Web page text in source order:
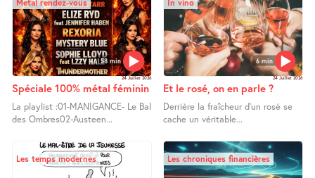
58 min
Metal rendez-vous
24 Juillet 2026
Spéciale 100% métal féminin
La playlist :01-MANIGANCE- Le Bal
des Ombres02-Austeen...
6 min
In vino
24 Juillet 2026
Et le rosé, on en parle ?
Derrière la fraîcheur d’un rosé se
cache un véritable...
Les temps modernes Les chroniques financières